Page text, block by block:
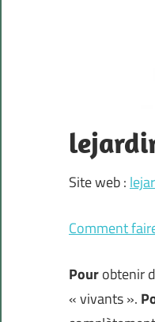
Site web :
Comment
Pourobtenir
« vivants ».